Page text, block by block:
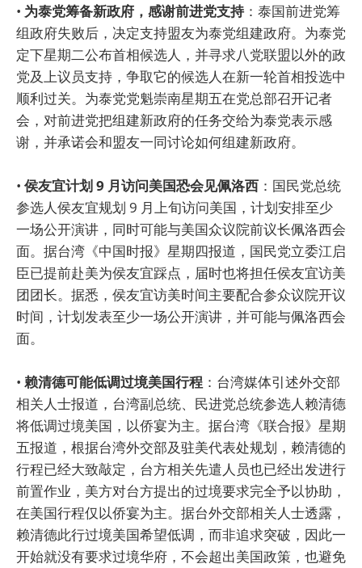
• 为泰党筹备新政府，感谢前进党支持：泰国前进党筹
组政府失败后，决定支持盟友为泰党组建政府。为泰党
定下星期二公布首相候选人，并寻求八党联盟以外的政
党及上议员支持，争取它的候选人在新一轮首相投选中
顺利过关。为泰党党魁崇南星期五在党总部召开记者
会，对前进党把组建新政府的任务交给为泰党表示感
谢，并承诺会和盟友一同讨论如何组建新政府。
• 侯友宜计划 9 月访问美国恐会见佩洛西 ：国民党总统
参选人侯友宜规划 9 月上旬访问美国，计划安排至少
一场公开演讲，同时可能与美国众议院前议长佩洛西会
面。据台湾《中国时报》星期四报道，国民党立委江启
臣已提前赴美为侯友宜踩点，届时也将担任侯友宜访美
团团长。据悉，侯友宜访美时间主要配合参众议院开议
时间，计划发表至少一场公开演讲，并可能与佩洛西会
面。
• 赖清德可能低调过境美国行程 ：台湾媒体引述外交部
相关人士报道，台湾副总统、民进党总统参选人赖清德
将低调过境美国，以侨宴为主。据台湾《联合报》星期
五报道，根据台湾外交部及驻美代表处规划，赖清德的
行程已经大致敲定，台方相关先遣人员也已经出发进行
前置作业，美方对台方提出的过境要求完全予以协助，
在美国行程仅以侨宴为主。据台外交部相关人士透露，
赖清德此行过境美国希望低调，而非追求突破，因此一
开始就没有要求过境华府，不会超出美国政策，也避免